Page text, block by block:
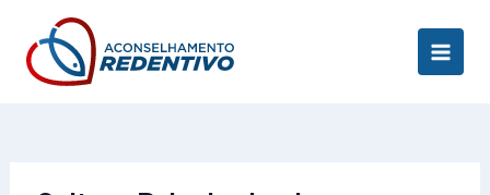
para
Main
navigation